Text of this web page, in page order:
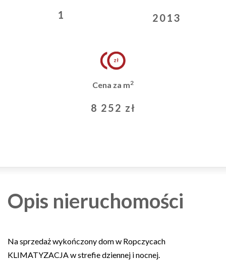
1 2013
Cena za m2
8 252 zł
Opis nieruchomości
Na sprzedaż wykończony dom w Ropczycach
KLIMATYZACJA w strefie dziennej i nocnej.